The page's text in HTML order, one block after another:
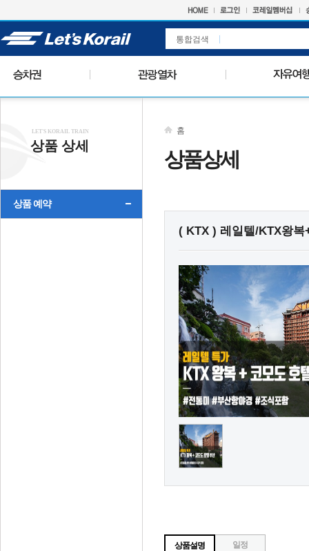
통합검색
홈
상품상세
( KTX ) 레일텔/KTX왕
상품설명 일정
상품 상세
LET'S KORAIL TRAIN
상품 예약